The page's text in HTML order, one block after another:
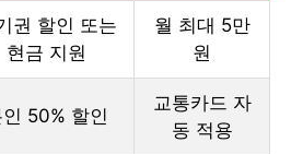
권 할인 또는
현금 지원
월 최대 5만
원
인 50% 할인
교통카드 자
동 적용